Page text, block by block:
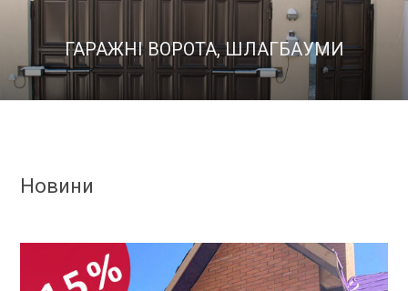
ГАРАЖНІ ВОРОТА, ШЛАГБАУМИ
Новини